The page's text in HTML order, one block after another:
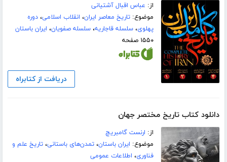
از: عباس اقبال آشتیانی
موضوع:تاریخ معاصر ایران، انقلاب اسلامی،دوره
پهلوی،سلسله قاجاریه،سلسله صفویان، ایران باستان
۱۵۵۰ صفحه
دریافت از کتابراه
دانلود کتاب تاریخ مختصر جهان
از: ارنست گامبریچ
موضوع: ایران باستان،تمدن‌های باستانی،تاریخ علم و
فناوری، اطلاعات عمومی